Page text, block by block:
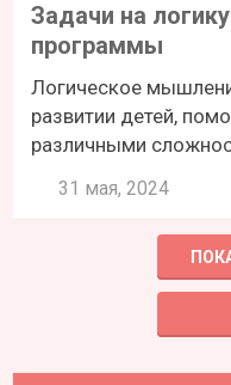
Задачи на
программы
Логическое
развитии детей,
различными
31 мая, 2024